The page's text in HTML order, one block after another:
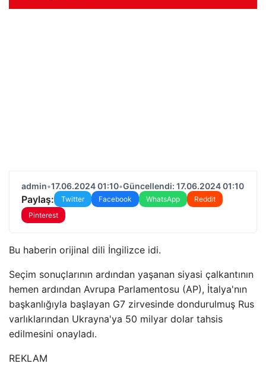
admin•17.06.2024 01:10•Güncellendi: 17.06.2024 01:10
Paylaş: Twitter Facebook WhatsApp
Reddit
Pinterest
Bu haberin orijinal dili İngilizce idi.
Seçim sonuçlarının ardından yaşanan siyasi çalkantının
hemen ardından Avrupa Parlamentosu (AP), İtalya'nın
başkanlığıyla başlayan G7 zirvesinde dondurulmuş Rus
varlıklarından Ukrayna'ya 50 milyar dolar tahsis
edilmesini onayladı.
REKLAM